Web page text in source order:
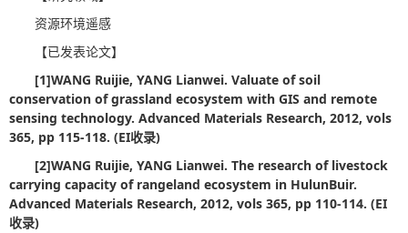
资源环境遥感
【已发表论文】
[1]WANG Ruijie, YANG Lianwei. Valuate of soil
conservation of grassland ecosystem with GIS and remote
sensing technology. Advanced Materials Research, 2012, vols
365, pp 115-118. (EI收录)
[2]WANG Ruijie, YANG Lianwei. The research of livestock
carrying capacity of rangeland ecosystem in HulunBuir.
Advanced Materials Research, 2012, vols 365, pp 110-114. (EI
收录)